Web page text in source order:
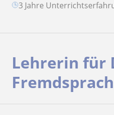
3 Jahre
Lehrerin für